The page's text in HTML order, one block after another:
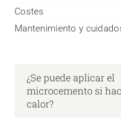
Costes
Mantenimiento y
¿Se puede aplicar el
microcemento si
calor?